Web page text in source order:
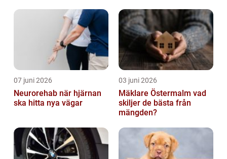
07 juni 2026
Neurorehab när hjärnan
ska hitta nya vägar
03 juni 2026
Mäklare Östermalm vad
skiljer de bästa från
mängden?